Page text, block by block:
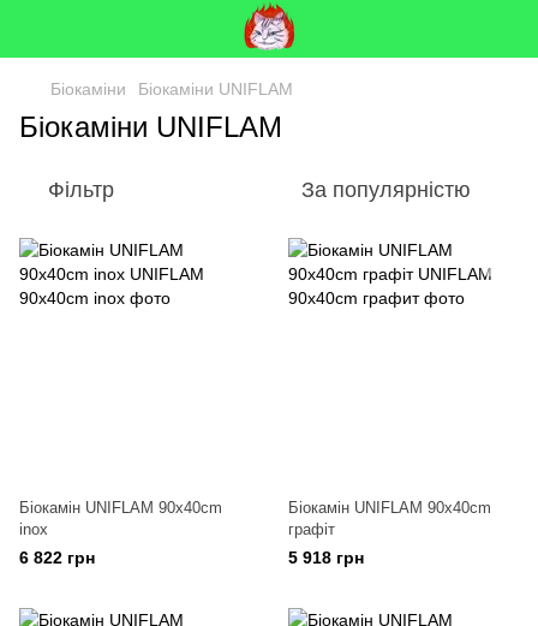
Біокаміни Біокаміни UNIFLAM
Біокаміни UNIFLAM
Фільтр За популярністю
Біокамін UNIFLAM 90x40cm
inox
6 822 грн
Біокамін UNIFLAM 90x40cm
графіт
5 918 грн